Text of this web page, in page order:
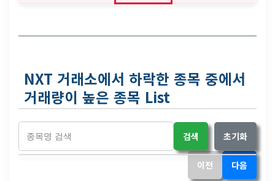
NXT 거래소에서 하락한 종목 중에서
거래량이 높은 종목 List
검색 초기화
이전 다음